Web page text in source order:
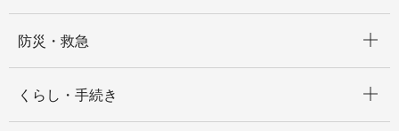
防災・救急
くらし・手続き